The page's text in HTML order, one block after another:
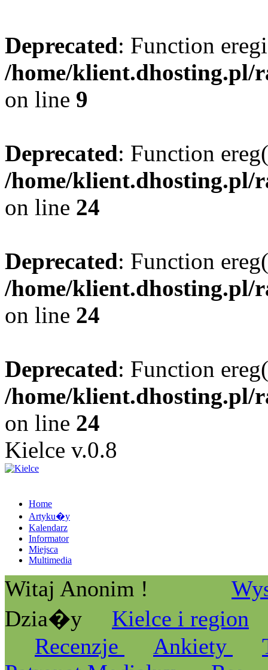
Deprecated: Function
/home/klient.dhosting.pl/
on line 9
Deprecated: Function
/home/klient.dhosting.pl/
on line 24
Deprecated: Function
/home/klient.dhosting.pl/
on line 24
Deprecated: Function
/home/klient.dhosting.pl/
on line 24
Kielce v.0.8
Home
Artyku�y
Kalendarz
Informator
Miejsca
Multimedia
Witaj Anonim !
Dzia�y
Kielce i region
Recenzje
Ankiety